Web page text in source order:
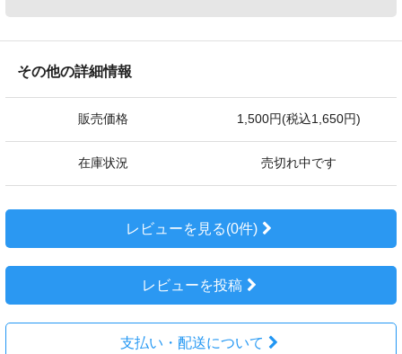
その他の詳細情報
販売価格 1,500円(税込1,650円)
在庫状況 売切れ中です
レビューを見る(0件)
レビューを投稿
支払い・配送について